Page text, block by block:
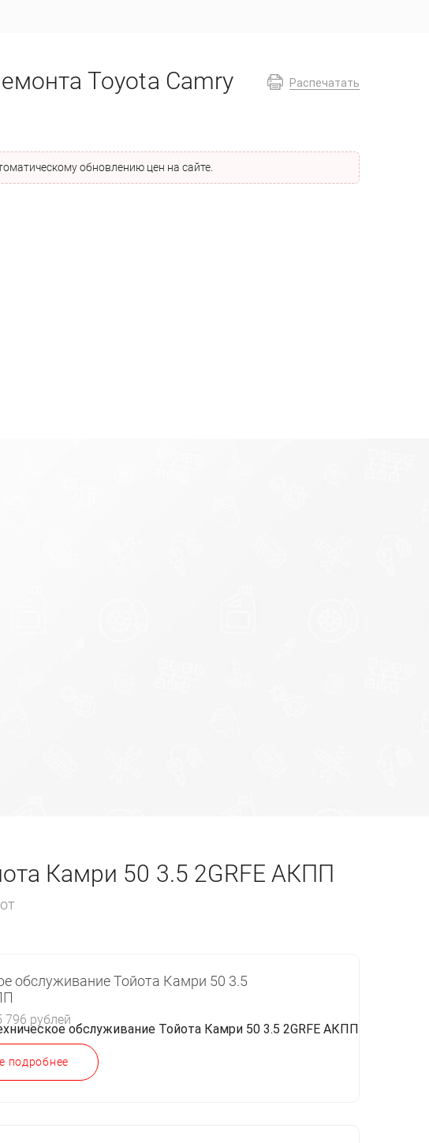
Распечатать
Toyota Camry
обновлению цен на сайте.
Камри 50 3.5 2GRFE АКПП
обслуживание Тойота Камри 50 3.5
796 рублей
подробнее